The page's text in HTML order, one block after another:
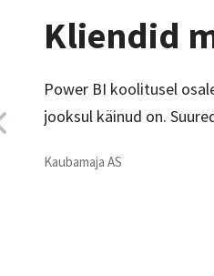
Kliendid
Power BI koolitusel
jooksul käinud on.
Kaubamaja AS
prev